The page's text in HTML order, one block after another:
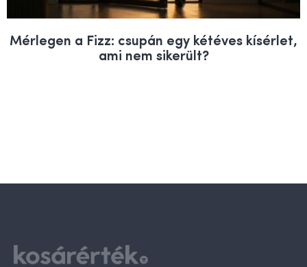
Mérlegen a Fizz: csupán egy kétéves kísérlet,
ami nem sikerült?